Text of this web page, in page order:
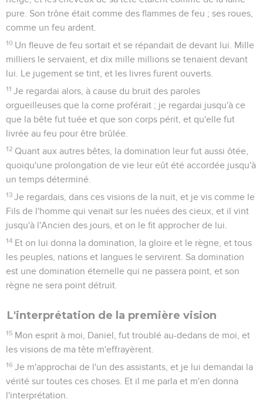
pure. Son trône était comme des flammes de feu ; ses roues,
comme un feu ardent.
10 Un fleuve de feu sortait et se répandait de devant lui. Mille
milliers le servaient, et dix mille millions se tenaient devant
lui. Le jugement se tint, et les livres furent ouverts.
11 Je regardai alors, à cause du bruit des paroles
orgueilleuses que la corne proférait ; je regardai jusqu'à ce
que la bête fut tuée et que son corps périt, et qu'elle fut
livrée au feu pour être brûlée.
12 Quant aux autres bêtes, la domination leur fut aussi ôtée,
quoiqu'une prolongation de vie leur eût été accordée jusqu'à
un temps déterminé.
13 Je regardais, dans ces visions de la nuit, et je vis comme le
Fils de l'homme qui venait sur les nuées des cieux, et il vint
jusqu'à l'Ancien des jours, et on le fit approcher de lui.
14 Et on lui donna la domination, la gloire et le règne, et tous
les peuples, nations et langues le servirent. Sa domination
est une domination éternelle qui ne passera point, et son
règne ne sera point détruit.
L'interprétation de la première vision
15 Mon esprit à moi, Daniel, fut troublé au-dedans de moi, et
les visions de ma tête m'effrayèrent.
16 Je m'approchai de l'un des assistants, et je lui demandai la
vérité sur toutes ces choses. Et il me parla et m'en donna
l'interprétation.